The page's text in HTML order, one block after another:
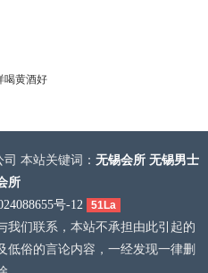
喝黄酒好
本站关键词： 无锡会所 无锡男士
所
号-12 51La
我们联系，本站不承担由此引起的
低俗的言论内容，一经发现一律删